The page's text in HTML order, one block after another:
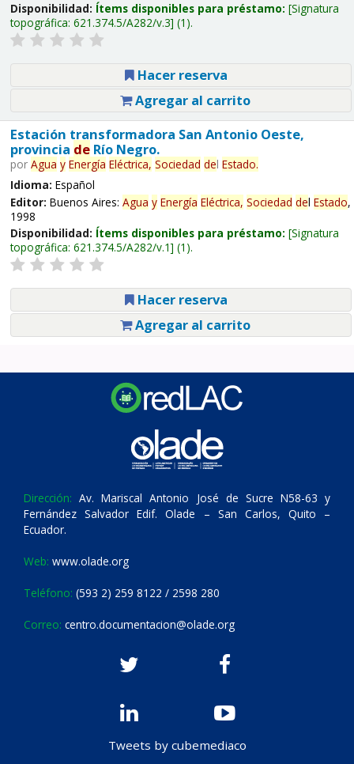
Disponibilidad: Ítems disponibles para préstamo: Signatura
topográfica: 621.374.5/A282/v.3 (1).
Hacer reserva
Agregar al carrito
Estación transformadora San Antonio Oeste,
provincia deRío Negro.
por Agua y Energía Eléctrica, Sociedad del Estado.
Idioma: Español
Editor: Buenos Aires: Agua y Energía Eléctrica, Sociedad del Estado,
1998
Disponibilidad: Ítems disponibles para préstamo: Signatura
topográfica: 621.374.5/A282/v.1 (1).
Hacer reserva
Agregar al carrito
Dirección: Av. Mariscal Antonio José de Sucre N58-63 y
Fernández Salvador Edif. Olade – San Carlos, Quito –
Ecuador.
Web: www.olade.org
Teléfono: (593 2) 259 8122 / 2598 280
Correo: centro.documentacion@olade.org
Tweets by cubemediaco